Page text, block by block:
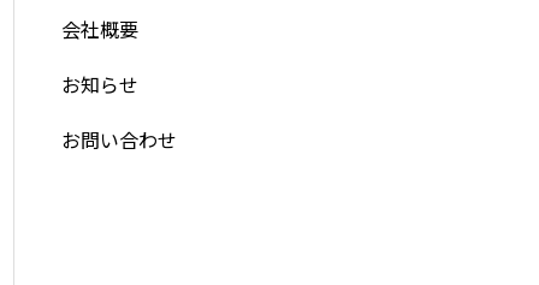
会社概要
お知らせ
お問い合わせ